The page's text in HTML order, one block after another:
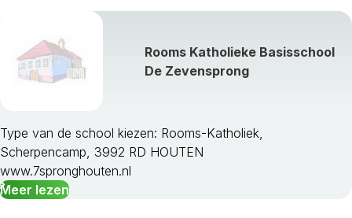
Rooms Katholieke Basisschool
De Zevensprong
Type van de school kiezen: Rooms-Katholiek,
Scherpencamp, 3992 RD HOUTEN
www.7spronghouten.nl
Meer lezen